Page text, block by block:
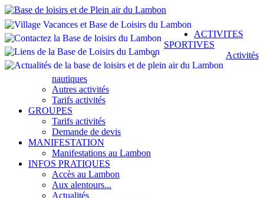
ACTIVITES
SPORTIVES
Activités
nautiques
Autres activités
Tarifs activités
GROUPES
Tarifs activités
Demande de devis
MANIFESTATION
Manifestations au Lambon
INFOS PRATIQUES
Accès au Lambon
Aux alentours...
Actualités